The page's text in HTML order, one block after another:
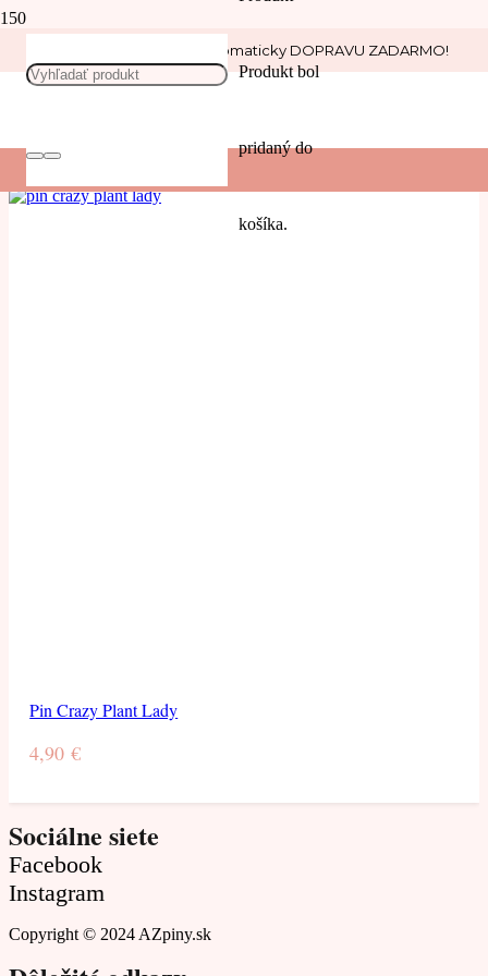
Nakúp nad 30 € a získaj automaticky DOPRAVU ZADARMO!
Produktbol
pridaný do
košíka.
crazy
Pin Crazy Plant Lady
4,90€
Sociálne siete
Facebook
Instagram
Copyright © 2024 AZpiny.sk